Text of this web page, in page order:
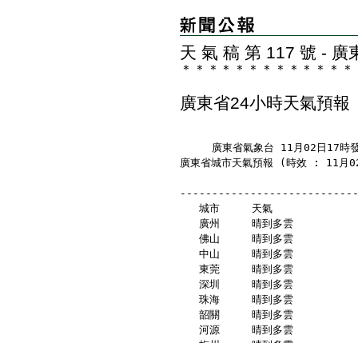
天 氣 稿 第 117 號 - 廣
＊ ＊ ＊ ＊ ＊ ＊ ＊ ＊ ＊ ＊ ＊ ＊ ＊
廣東省24小時天氣預報
廣東省氣象台 11月02日17時
廣東省城市天氣預報 (時效 : 11月
城市     天氣
廣州     晴到多雲
佛山     晴到多雲
中山     晴到多雲
東莞     晴到多雲
深圳     晴到多雲
珠海     晴到多雲
韶關     晴到多雲
河源     晴到多雲